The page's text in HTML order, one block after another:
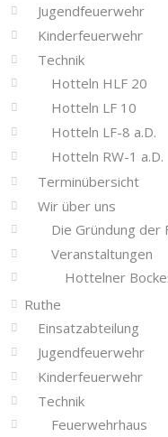
Jugendfeuerwehr
Kinderfeuerwehr
Technik
Hotteln HLF 20
Hotteln LF 10
Hotteln LF-8 a.D.
Hotteln RW-1 a.D.
Terminübersicht
Wir über uns
Die Gründung der
Veranstaltungen
Hottelner
Ruthe
Einsatzabteilung
Jugendfeuerwehr
Kinderfeuerwehr
Technik
Feuerwehrhaus